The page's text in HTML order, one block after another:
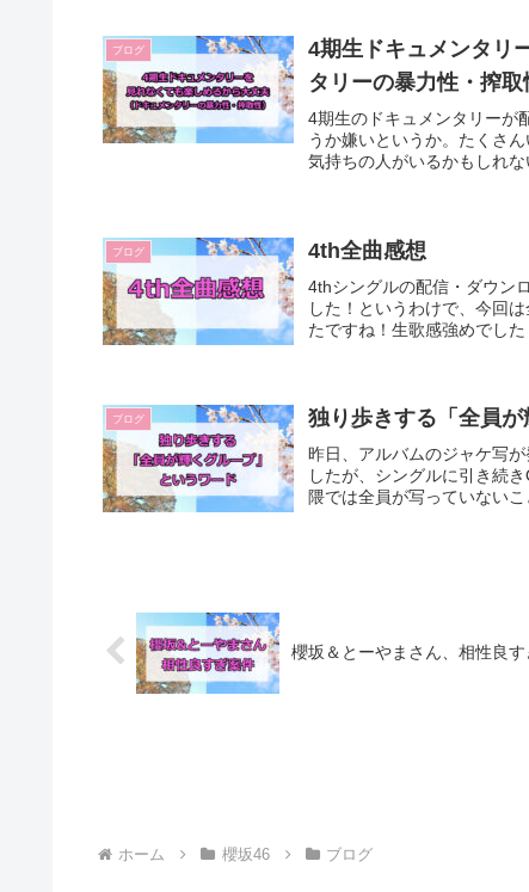
ブログ
4期生ドキュメンタリ
タリーの暴力性・搾取
4期生のドキュメンタリーが
うか嫌いというか。たくさ
気持ちの人がいるかもしれ
ブログ 4th全曲感想
4thシングルの配信・ダウン
した！というわけで、今回
たですね！生歌感強めでし
ブログ 独り歩きする「全員
昨日、アルバムのジャケ写
したが、シングルに引き続
隈では全員が写っていない
櫻坂＆とーやまさん、相性良
ホーム 櫻坂46 ブログ